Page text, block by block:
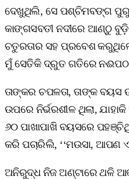
ଦେଖୁଥିଲି, ସେ ପଶ୍ଚିମବଙ୍ଗ
କାଙ୍ଗସବତୀ ନଦୀରେ ଆଣ୍ଠୁ
ଚତୁରତାର ସହ ପ୍ରବେଶ
ମୁଁ ସେତିକି ଦ୍ରୁତ ଗତିରେ
ତାଙ୍କର ଚପଳତା, ତାଙ୍କ ବୟସ
ଉପରେ ନିର୍ଭରଶୀଳ ଥିଲା,
୬୦ ପାଖାପାଖି ବୟସରେ
କରି ପଚାରିଲି, ‘‘ମଉସା, ଆପଣ ଏ
ଅନିରୁଦ୍ଧ ନିଜ ଅଣ୍ଟାରେ ଥଳି